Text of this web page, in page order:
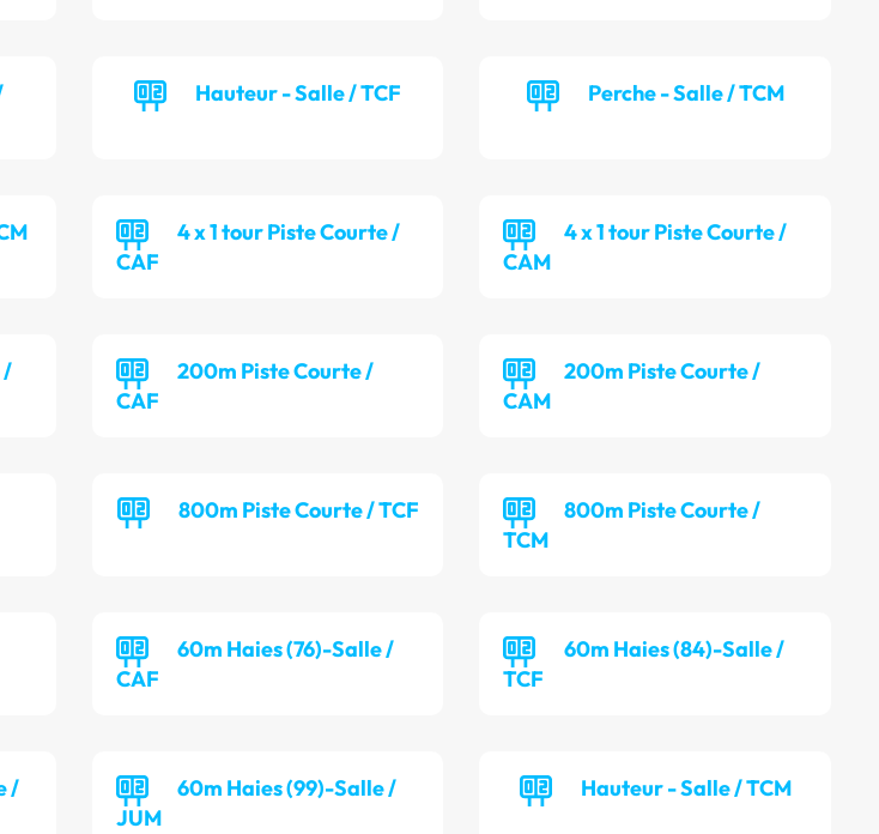
Hauteur - Salle / TCF Perche - Salle / TCM
4 x 1 tour Piste Courte /
CAF
4 x 1 tour Piste Courte /
CAM
/
200m Piste Courte /
CAF
200m Piste Courte /
CAM
800m Piste Courte / TCF
800m Piste Courte /
TCM
60m Haies (76)-Salle /
CAF
60m Haies (84)-Salle /
TCF
/
60m Haies (99)-Salle /
JUM
Hauteur - Salle / TCM